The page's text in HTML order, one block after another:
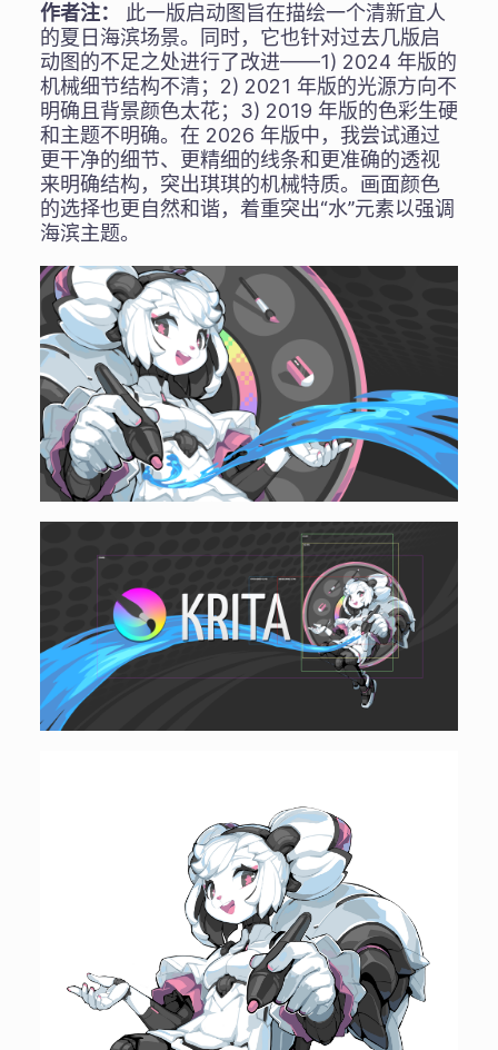
作者注：
此一版启动图旨在描绘一个清新宜人
的夏日海滨场景。同时，它也针对过去几版启
动图的不足之处进行了改进——1) 2024 年版的
机械细节结构不清；2) 2021 年版的光源方向不
明确且背景颜色太花；3) 2019 年版的色彩生硬
和主题不明确。在 2026 年版中，我尝试通过
更干净的细节、更精细的线条和更准确的透视
来明确结构，突出琪琪的机械特质。画面颜色
的选择也更自然和谐，着重突出“水”元素以强调
海滨主题。